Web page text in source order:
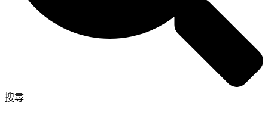
搜尋